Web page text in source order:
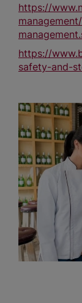
https://
https://
safety-and-